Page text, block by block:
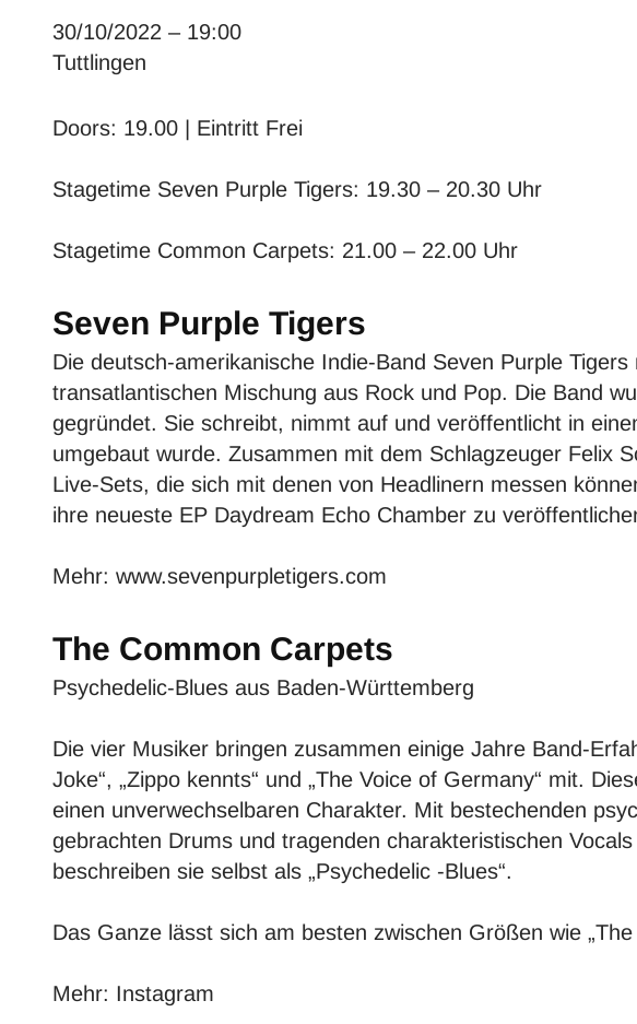
30/10/2022 – 19:00
Tuttlingen
Doors: 19.00 | Eintritt Frei
Stagetime Seven Purple Tigers: 19.30 – 20.30 Uhr
Stagetime Common Carpets: 21.00 – 22.00 Uhr
Seven Purple Tigers
Die deutsch-amerikanische Indie-Band Seven Purple
transatlantischen Mischung aus Rock und Pop. Die Band
gegründet. Sie schreibt, nimmt auf und veröffentlicht in
umgebaut wurde. Zusammen mit dem Schlagzeuger Felix
Live-Sets, die sich mit denen von Headlinern messen
ihre neueste EP Daydream Echo Chamber zu
Mehr: www.sevenpurpletigers.com
The Common Carpets
Psychedelic-Blues aus Baden-Württemberg
Die vier Musiker bringen zusammen einige Jahre Band-
Joke“, „Zippo kennts“ und „The Voice of Germany“ mit.
einen unverwechselbaren Charakter. Mit bestechenden
gebrachten Drums und tragenden charakteristischen
beschreiben sie selbst als „Psychedelic -Blues“.
Das Ganze lässt sich am besten zwischen Größen wie
Mehr: Instagram